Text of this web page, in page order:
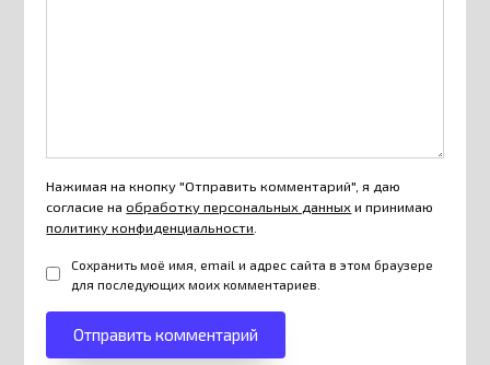
Нажимая на кнопку "Отправить комментарий", я даю
согласие наобработку персональных данных и принимаю
политику конфиденциальности
Сохранить моё имя, email и адрес сайта в этом браузере
для последующих моих комментариев.